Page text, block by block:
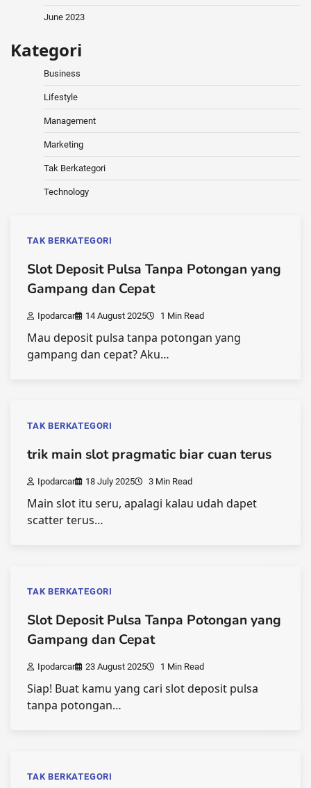
June 2023
Kategori
Business
Lifestyle
Management
Marketing
Tak Berkategori
Technology
TAK BERKATEGORI
Slot Deposit Pulsa Tanpa Potongan yang
Gampang dan Cepat
Ipodarcar 14 August 2025 1 Min Read
Mau deposit pulsa tanpa potongan yang
gampang dan cepat? Aku…
TAK BERKATEGORI
trik main slot pragmatic biar cuan terus
Ipodarcar 18 July 2025 3 Min Read
Main slot itu seru, apalagi kalau udah dapet
scatter terus…
TAK BERKATEGORI
Slot Deposit Pulsa Tanpa Potongan yang
Gampang dan Cepat
Ipodarcar 23 August 2025 1 Min Read
Siap! Buat kamu yang cari slot deposit pulsa
tanpa potongan…
TAK BERKATEGORI